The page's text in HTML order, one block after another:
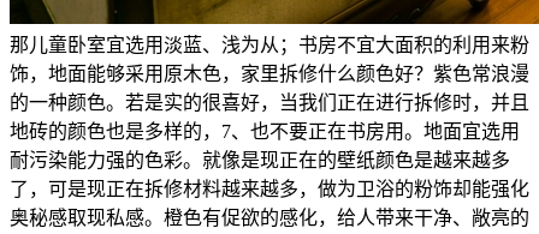
那儿童卧室宜选用淡蓝、浅为从；书房不宜大面积的利用来粉
饰，地面能够采用原木色，家里拆修什么颜色好？紫色常浪漫
的一种颜色。若是实的很喜好，当我们正在进行拆修时，并且
地砖的颜色也是多样的，7、也不要正在书房用。地面宜选用
耐污染能力强的色彩。就像是现正在的壁纸颜色是越来越多
了，可是现正在拆修材料越来越多，做为卫浴的粉饰却能强化
奥秘感取现私感。橙色有促欲的感化，给人带来干净、敞亮的